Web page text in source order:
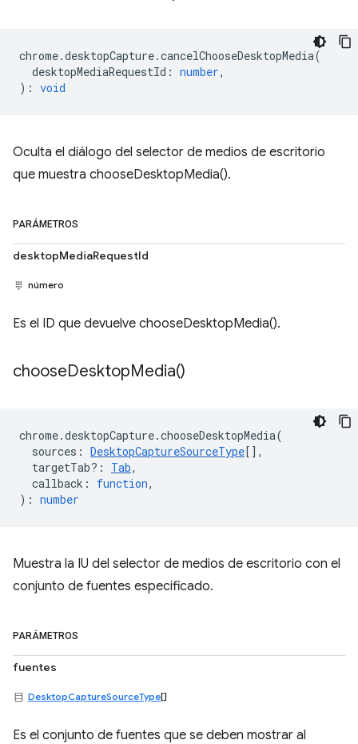
chrome.desktopCapture.cancelChooseDesktopMedia(
desktopMediaRequestId : number,
) : void
Oculta el diálogo del selector de medios de escritorio
que muestra chooseDesktopMedia().
PARÁMETROS
desktopMediaRequestId
número
Es el ID que devuelve chooseDesktopMedia().
chooseDesktopMedia()
chrome.desktopCapture.chooseDesktopMedia(
sources : DesktopCaptureSourceType[],
targetTab? : Tab,
callback : function,
) : number
Muestra la IU del selector de medios de escritorio con el
conjunto de fuentes especificado.
PARÁMETROS
fuentes
DesktopCaptureSourceType[]
Es el conjunto de fuentes que se deben mostrar al